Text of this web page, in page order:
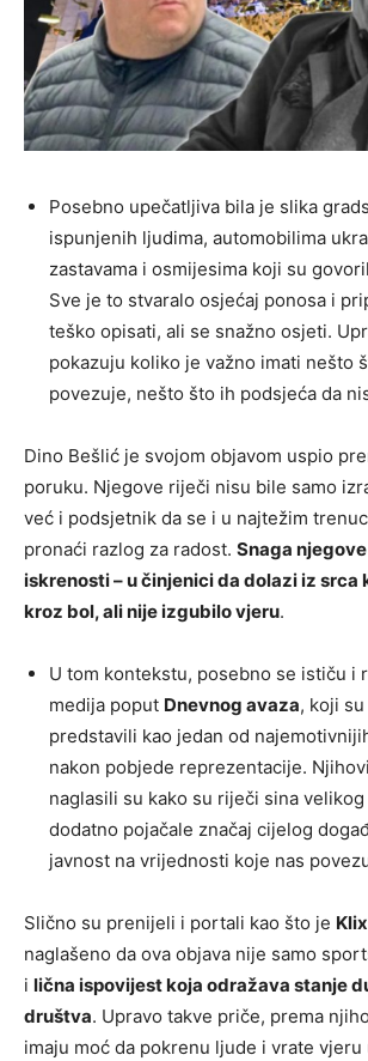
Posebno upečatljiva bila je slika
ispunjenih ljudima, automobilima
zastavama i osmijesima koji su
Sve je to stvaralo osjećaj ponosa i
teško opisati, ali se snažno osjeti.
pokazuju koliko je važno imati nešto
povezuje, nešto što ih podsjeća da
Dino Bešlić je svojom objavom uspio
poruku. Njegove riječi nisu bile samo
već i podsjetnik da se i u najtežim
pronaći razlog za radost. Snaga
iskrenosti – u činjenici da dolazi iz srca
kroz bol, ali nije izgubilo vjeru.
U tom kontekstu, posebno se ističu i
medija poput Dnevnog avaza, koji
predstavili kao jedan od
nakon pobjede reprezentacije.
naglasili su kako su riječi sina
dodatno pojačale značaj cijelog
javnost na vrijednosti koje nas
Slično su prenijeli i portali kao što je
naglašeno da ova objava nije samo
i lična ispovijest koja odražava stanje
društva. Upravo takve priče, prema
imaju moć da pokrenu ljude i vrate vjeru